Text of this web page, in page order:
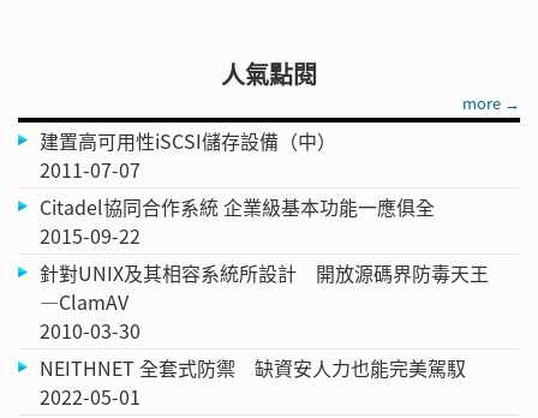
人氣點閱
more →
建置高可用性iSCSI儲存設備（中）
2011-07-07
Citadel協同合作系統 企業級基本功能一應俱全
2015-09-22
針對UNIX及其相容系統所設計 開放源碼界防毒天王
—ClamAV
2010-03-30
NEITHNET 全套式防禦 缺資安人力也能完美駕馭
2022-05-01